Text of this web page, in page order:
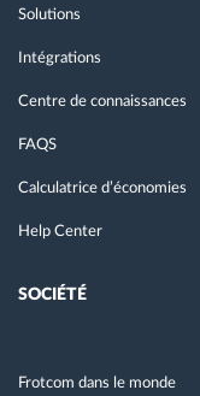
Solutions
Intégrations
Centre de connaissances
FAQS
Calculatrice d’économies
Help Center
SOCIÉTÉ
Frotcom dans le monde